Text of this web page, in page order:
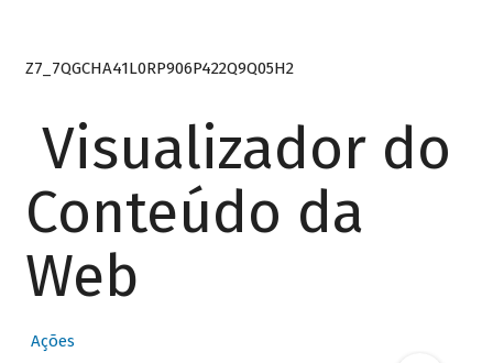
Z7_7QGCHA41L0RP906P422Q9Q05H2
Visualizador do
Conteúdo da
Web
Ações